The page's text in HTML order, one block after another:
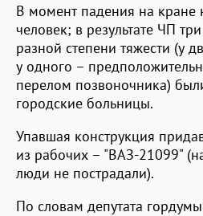
В момент падения на кране
человек; в результате ЧП
разной степени тяжести (у
у одного –
перелом позвоночника)
городские больницы.
Упавшая конструкция
из рабочих – "ВАЗ-21099"
люди не пострадали).
По словам депутата